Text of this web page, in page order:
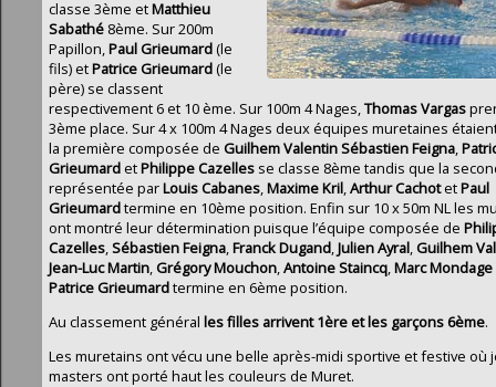
classe 3ème etMatthieu
Sabathé 8ème. Sur 200m
Papillon,Paul Grieumard(le
fils) etPatrice Grieumard(le
père) se classent
respectivement 6 et 10 ème. Sur 100m 4 Nages,Thomas Vargas
3ème place. Sur 4 x 100m 4 Nages deux équipes muretaines
la première composée de GuilhemValentinSébastien Feigna,
GrieumardetPhilippe Cazelles se classe 8ème tandis que la
représentée parLouis Cabanes,Maxime Kril,Arthur CachotetPaul
Grieumardtermine en 10ème position. Enfin sur 10 x 50m NL les
ont montré leur détermination puisque l’équipe composée de
Cazelles,Sébastien Feigna,Franck Dugand,Julien Ayral,Guilhem
Jean-Luc Martin,Grégory Mouchon,Antoine Staincq,Marc Mondage
Patrice Grieumardtermine en 6ème position.
Au classement général les filles arrivent 1ère et les garçons 6ème.
Les muretains ont vécu une belle après-midi sportive et festive où
masters ont porté haut les couleurs de Muret.